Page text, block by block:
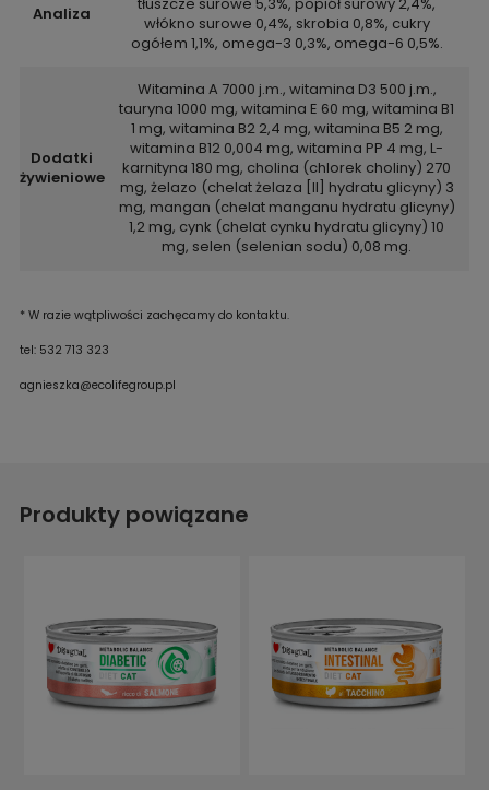
Analiza
włókno surowe 0,4%, skrobia 0,8%, cukry
ogółem 1,1%, omega-3 0,3%, omega-6 0,5%.
Dodatki
żywieniowe
Witamina A 7000 j.m., witamina D3 500 j.m.,
tauryna 1000 mg, witamina E 60 mg, witamina B1
1 mg, witamina B2 2,4 mg, witamina B5 2 mg,
witamina B12 0,004 mg, witamina PP 4 mg, L-
karnityna 180 mg, cholina (chlorek choliny) 270
mg, żelazo (chelat żelaza [II] hydratu glicyny) 3
mg, mangan (chelat manganu hydratu glicyny)
1,2 mg, cynk (chelat cynku hydratu glicyny) 10
mg, selen (selenian sodu) 0,08 mg.
* W razie wątpliwości zachęcamy do kontaktu.
tel: 532 713 323
agnieszka@ecolifegroup.pl
Produkty powiązane